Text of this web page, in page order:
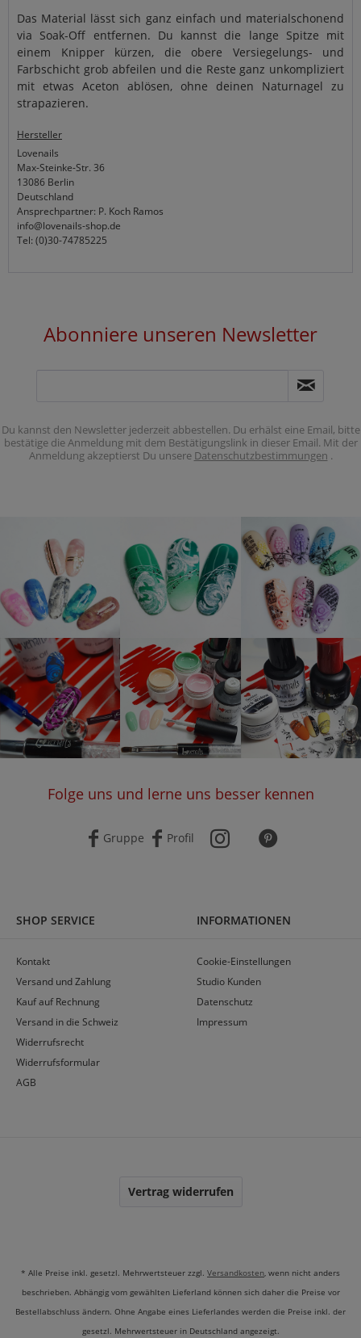
Das Material lässt sich ganz einfach und materialschonend
via Soak-Off entfernen. Du kannst die lange Spitze mit
einem Knipper kürzen, die obere Versiegelungs- und
Farbschicht grob abfeilen und die Reste ganz unkompliziert
mit etwas Aceton ablösen, ohne deinen Naturnagel zu
strapazieren.
Hersteller
Lovenails
Max-Steinke-Str. 36
13086 Berlin
Deutschland
Ansprechpartner: P. Koch Ramos
info@lovenails-shop.de
Tel: (0)30-74785225
Abonniere unseren Newsletter
Du kannst den Newsletter jederzeit abbestellen. Du erhälst eine Email, bitte
bestätige die Anmeldung mit dem Bestätigungslink in dieser Email. Mit der
Anmeldung akzeptierst Du unsere Datenschutzbestimmungen .
Folge uns und lerne uns besser kennen
Gruppe Profil
SHOP SERVICE
Kontakt
Versand und Zahlung
Kauf auf Rechnung
Versand in die Schweiz
Widerrufsrecht
Widerrufsformular
AGB
INFORMATIONEN
Cookie-Einstellungen
Studio Kunden
Datenschutz
Impressum
Vertrag widerrufen
* Alle Preise inkl. gesetzl. Mehrwertsteuer zzgl. Versandkosten, wenn nicht anders
beschrieben. Abhängig vom gewählten Lieferland können sich daher die Preise vor
Bestellabschluss ändern. Ohne Angabe eines Lieferlandes werden die Preise inkl. der
gesetzl. Mehrwertsteuer in Deutschland angezeigt.